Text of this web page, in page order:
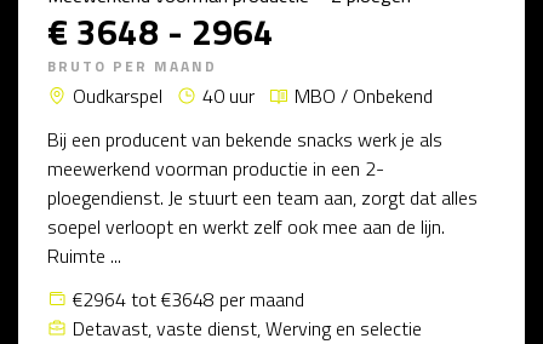
€ 3648 - 2964
BRUTO PER MAAND
Oudkarspel 40 uur
MBO / Onbekend
Bij een producent van bekende snacks werk je als
meewerkend voorman productie in een 2-
ploegendienst. Je stuurt een team aan, zorgt dat alles
soepel verloopt en werkt zelf ook mee aan de lijn.
Ruimte ...
€2964 tot €3648 per maand
Detavast, vaste dienst, Werving en selectie